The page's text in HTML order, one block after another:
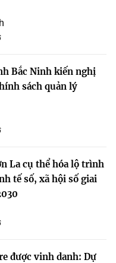
Bắc Ninh kiến nghị
sách quản lý
La cụ thể hóa lộ trình
tế số, xã hội số giai
được vinh danh: Dự